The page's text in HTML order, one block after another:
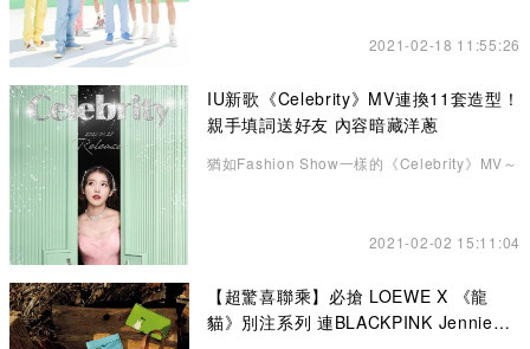
2021-02-18 11:55:26
IU新歌《Celebrity》MV連換11套造型！
親手填詞送好友 內容暗藏洋蔥
猶如Fashion Show一樣的《Celebrity》MV～
2021-02-02 15:11:04
【超驚喜聯乘】必搶 LOEWE X 《龍
貓》別注系列 連BLACKPINK Jennie也